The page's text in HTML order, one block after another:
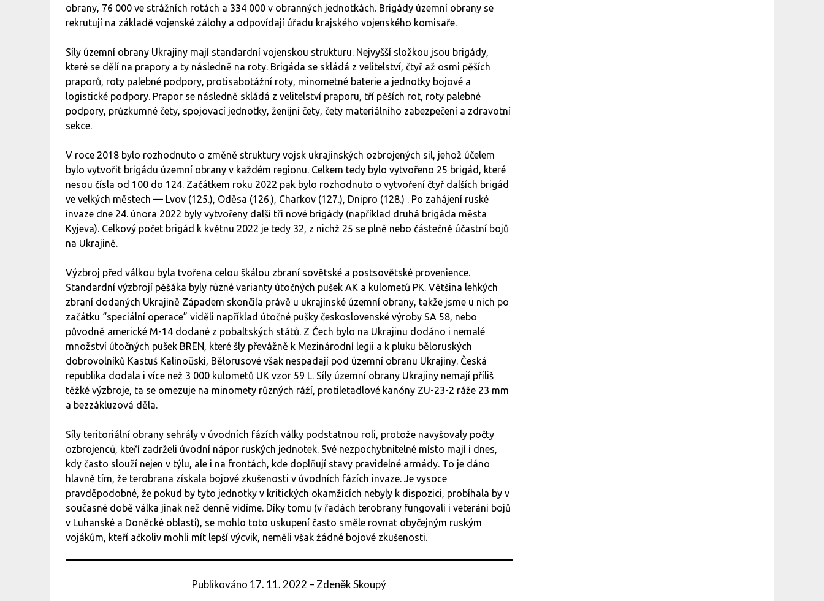
obrany, 76 000 ve strážních rotách a 334 000 v obranných jednotkách. Brigády územní obrany se
rekrutují na základě vojenské zálohy a odpovídají úřadu krajského vojenského komisaře.
Síly územní obrany Ukrajiny mají standardní vojenskou strukturu. Nejvyšší složkou jsou brigády,
které se dělí na prapory a ty následně na roty. Brigáda se skládá z velitelství, čtyř až osmi pěších
praporů, roty palebné podpory, protisabotážní roty, minometné baterie a jednotky bojové a
logistické podpory. Prapor se následně skládá z velitelství praporu, tří pěších rot, roty palebné
podpory, průzkumné čety, spojovací jednotky, ženijní čety, čety materiálního zabezpečení a zdravotní
sekce.
V roce 2018 bylo rozhodnuto o změně struktury vojsk ukrajinských ozbrojených sil, jehož účelem
bylo vytvořit brigádu územní obrany v každém regionu. Celkem tedy bylo vytvořeno 25 brigád, které
nesou čísla od 100 do 124. Začátkem roku 2022 pak bylo rozhodnuto o vytvoření čtyř dalších brigád
ve velkých městech — Lvov (125.), Oděsa (126.), Charkov (127.), Dnipro (128.) . Po zahájení ruské
invaze dne 24. února 2022 byly vytvořeny další tři nové brigády (například druhá brigáda města
Kyjeva). Celkový počet brigád k květnu 2022 je tedy 32, z nichž 25 se plně nebo částečně účastní bojů
na Ukrajině.
Výzbroj před válkou byla tvořena celou škálou zbraní sovětské a postsovětské provenience.
Standardní výzbrojí pěšáka byly různé varianty útočných pušek AK a kulometů PK. Většina lehkých
zbraní dodaných Ukrajině Západem skončila právě u ukrajinské územní obrany, takže jsme u nich po
začátku “speciální operace” viděli například útočné pušky československé výroby SA 58, nebo
původně americké M-14 dodané z pobaltských států. Z Čech bylo na Ukrajinu dodáno i nemalé
množství útočných pušek BREN, které šly převážně k Mezinárodní legii a k pluku běloruských
dobrovolníků Kastuś Kalinoŭski, Bělorusové však nespadají pod územní obranu Ukrajiny. Česká
republika dodala i více než 3 000 kulometů UK vzor 59 L. Síly územní obrany Ukrajiny nemají příliš
těžké výzbroje, ta se omezuje na minomety různých ráží, protiletadlové kanóny ZU-23-2 ráže 23 mm
a bezzákluzová děla.
Síly teritoriální obrany sehrály v úvodních fázích války podstatnou roli, protože navyšovaly počty
ozbrojenců, kteří zadrželi úvodní nápor ruských jednotek. Své nezpochybnitelné místo mají i dnes,
kdy často slouží nejen v týlu, ale i na frontách, kde doplňují stavy pravidelné armády. To je dáno
hlavně tím, že terobrana získala bojové zkušenosti v úvodních fázích invaze. Je vysoce
pravděpodobné, že pokud by tyto jednotky v kritických okamžicích nebyly k dispozici, probíhala by v
současné době válka jinak než denně vidíme. Díky tomu (v řadách terobrany fungovali i veteráni bojů
v Luhanské a Doněcké oblasti), se mohlo toto uskupení často směle rovnat obyčejným ruským
vojákům, kteří ačkoliv mohli mít lepší výcvik, neměli však žádné bojové zkušenosti.
Publikováno 17. 11. 2022 – Zdeněk Skoupý